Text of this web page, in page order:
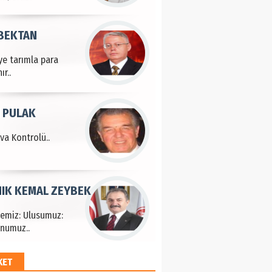
tarımla para
Kontrolü..
PULAK
Ulusumuz:
KEMAL ZEYBEK
HAYRİ PEKER